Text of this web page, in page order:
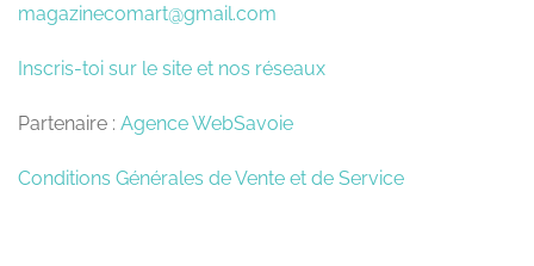
magazinecomart@gmail.com
Inscris-toi sur le site et nos réseaux
Partenaire : Agence WebSavoie
Conditions Générales de Vente et de Service